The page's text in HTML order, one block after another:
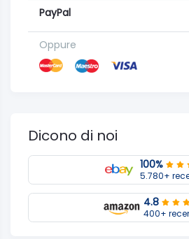
PayPal
Oppure
Dicono di noi
100%
5.780+
4.8
400+